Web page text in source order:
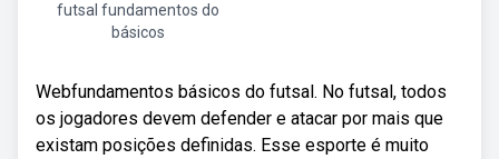
futsal fundamentos do
básicos
Webfundamentos básicos do futsal. No futsal, todos
os jogadores devem defender e atacar por mais que
existam posições definidas. Esse esporte é muito